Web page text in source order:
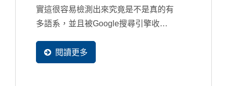
實這很容易檢測出來究竟是不是真的有
多語系，並且被Google搜尋引擎收錄
閱讀更多